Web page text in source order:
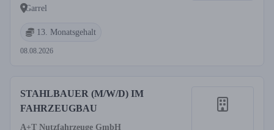
Garrel
13. Monatsgehalt
08.08.2026
STAHLBAUER (M/W/D) IM
FAHRZEUGBAU
A+T Nutzfahrzeuge GmbH